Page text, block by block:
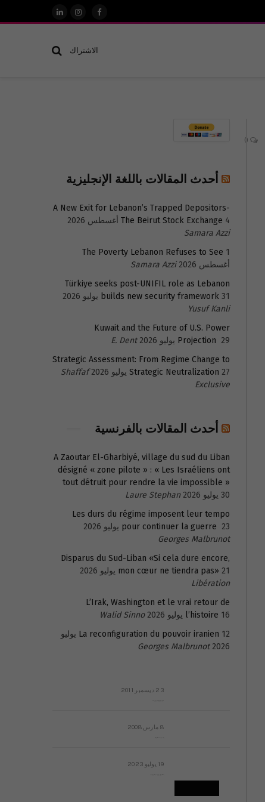
فيسبوكالانستغرام
لينكدإن
الاشتراك
أحدث المقالات باللغة الإنجليزية
A New Exit for Lebanon’s Trapped Depositors-
The Beirut Stock Exchange 4 أغسطس 2026
Samara Azzi
The Poverty Lebanon Refuses to See 1
أغسطس 2026
Samara Azzi
Türkiye seeks post-UNIFIL role as Lebanon
builds new security framework 31 يوليو 2026
Yusuf Kanli
Kuwait and the Future of U.S. Power
Projection 29 يوليو 2026
E. Dent
Strategic Assessment: From Regime Change to
Strategic Neutralization 27 يوليو 2026
Shaffaf
Exclusive
أحدث المقالات بالفرنسية
A Zaoutar El-Gharbiyé, village du sud du Liban
désigné « zone pilote » : « Les Israéliens ont
tout détruit pour rendre la vie impossible »
30 يوليو 2026
Laure Stephan
Les durs du régime imposent leur tempo
pour continuer la guerre 23 يوليو 2026
Georges Malbrunot
Disparus du Sud-Liban «Si cela dure encore,
mon cœur ne tiendra pas» 21 يوليو 2026
Libération
L’Irak, Washington et le vrai retour de
l’histoire 16 يوليو 2026
Walid Sinno
La reconfiguration du pouvoir iranien 12 يوليو
2026
Georges Malbrunot
23 ديسمبر 2011
8 مارس 2008
19 يوليو 2023